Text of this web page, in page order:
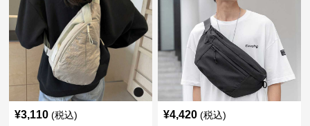
¥3,110 (税込) ¥4,420 (税込)